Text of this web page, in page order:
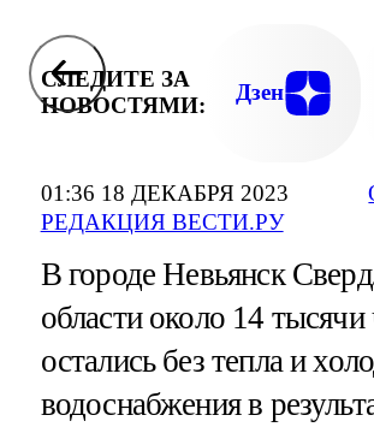
01:36 18 ДЕКАБРЯ 2023
РЕДАКЦИЯ ВЕСТИ.РУ
СЛЕДИТЕ ЗА
НОВОСТЯМИ:
Дзен
В городе Невьянск
области около 14 тысячи
остались без тепла и
водоснабжения в